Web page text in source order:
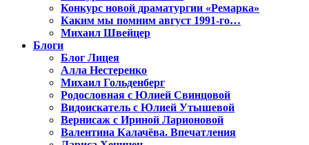
Конкурс новой драматургии «Ремарка»
Каким мы помним август 1991-го…
Михаил Швейцер
Блоги
Блог Лицея
Алла Нестеренко
Михаил Гольденберг
Родословная с Юлией Свинцовой
Видоискатель с Юлией Утышевой
Вернисаж с Ириной Ларионовой
Валентина Калачёва. Впечатления